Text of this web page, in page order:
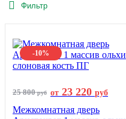
Фильтр
-10%
25 800руб от 23 220 руб
Межкомнатная дверь